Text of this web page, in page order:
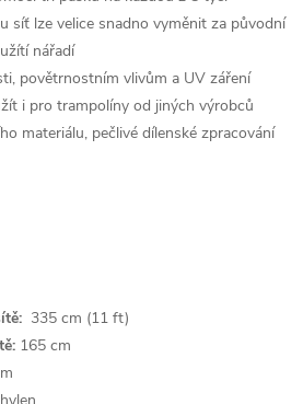
síť lze velice snadno vyměnit za původní
nářadí
povětrnostním vlivům a UV záření
i pro trampolíny od jiných výrobců
materiálu, pečlivé dílenské zpracování
335 cm (11 ft)
165 cm